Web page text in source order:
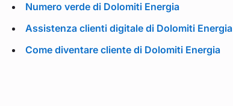
Numero verde di Dolomiti Energia
Assistenza clienti digitale di Dolomiti Energia
Come diventare cliente di Dolomiti Energia